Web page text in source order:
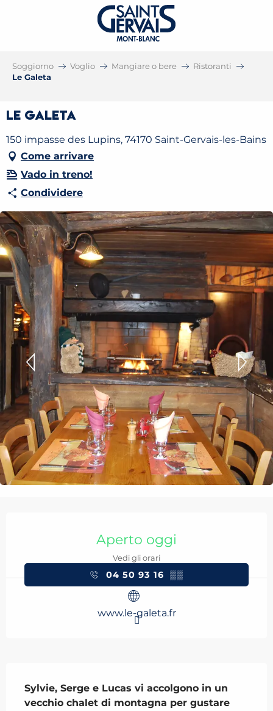
Soggiorno Voglio Mangiare o bere
Ristoranti
Le Galeta
Le Galeta
150 impasse des Lupins, 74170 Saint-Gervais-les-Bains
Come arrivare
Vado in treno!
Condividere
Aperto oggi
Vedi gli orari
04 50 93 16 ▒▒
www.le-galeta.fr
Sylvie, Serge e Lucas vi accolgono in un
vecchio chalet di montagna per gustare